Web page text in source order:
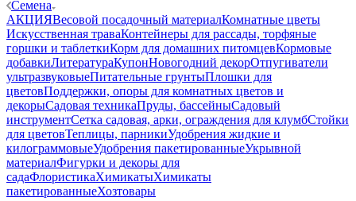
Семена
АКЦИЯВесовой посадочный материалКомнатные цветы
Искусственная траваКонтейнеры для рассады, торфяные
горшки и таблеткиКорм для домашних питомцевКормовые
добавкиЛитератураКупонНовогодний декорОтпугиватели
ультразвуковыеПитательные грунтыПлошки для
цветовПоддержки, опоры для комнатных цветов и
декорыСадовая техникаПруды, бассейныСадовый
инструментСетка садовая, арки, ограждения для клумбСтойки
для цветовТеплицы, парникиУдобрения жидкие и
килограммовыеУдобрения пакетированныеУкрывной
материалФигурки и декоры для
садаФлористикаХимикатыХимикаты
пакетированныеХозтовары